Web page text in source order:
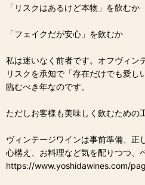
「リスクはあるけど本物」を飲むか
「フェイクだが安心」を飲むか
私は迷いなく前者です。オフヴィン
リスクを承知で「存在だけでも愛し
臨むべき年なのです。
ただしお客様も美味しく飲むための
ヴィンテージワインは事前準備、正
心構え、お料理など気を配りつつ、
https://www.yoshidawines.com/